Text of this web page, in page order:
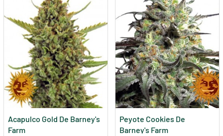
Acapulco Gold De Barney's
Farm
Peyote Cookies De
Barney's Farm